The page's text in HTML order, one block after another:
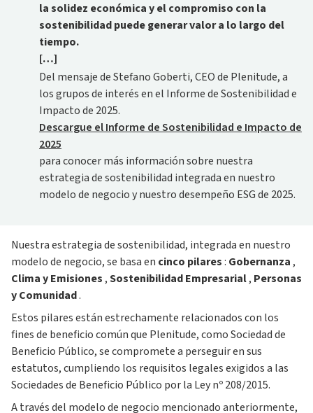
la solidez económica y el compromiso con la
sostenibilidad puede generar valor a lo largo del
tiempo.
[…]
Del mensaje de Stefano Goberti, CEO de Plenitude, a
los grupos de interés en el Informe de Sostenibilidad e
Impacto de 2025.
Descargue el Informe de Sostenibilidad e Impacto de
2025
para conocer más información sobre nuestra
estrategia de sostenibilidad integrada en nuestro
modelo de negocio y nuestro desempeño ESG de 2025.
Nuestra estrategia de sostenibilidad, integrada en nuestro
modelo de negocio, se basa en cinco pilares: Gobernanza ,
Clima y Emisiones ,Sostenibilidad Empresarial, Personas
y Comunidad.
Estos pilares están estrechamente relacionados con los
fines de beneficio común que Plenitude, como Sociedad de
Beneficio Público, se compromete a perseguir en sus
estatutos, cumpliendo los requisitos legales exigidos a las
Sociedades de Beneficio Público por la Ley nº 208/2015.
A través del modelo de negocio mencionado anteriormente,